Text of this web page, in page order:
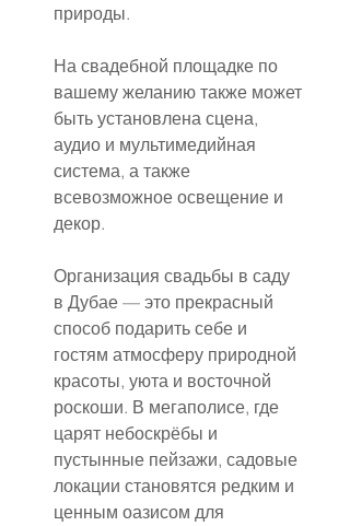
природы.
На свадебной площадке по
вашему желанию также может
быть установлена сцена,
аудио и мультимедийная
система, а также
всевозможное освещение и
декор.
Организация свадьбы в саду
в Дубае — это прекрасный
способ подарить себе и
гостям атмосферу природной
красоты, уюта и восточной
роскоши. В мегаполисе, где
царят небоскрёбы и
пустынные пейзажи, садовые
локации становятся редким и
ценным оазисом для